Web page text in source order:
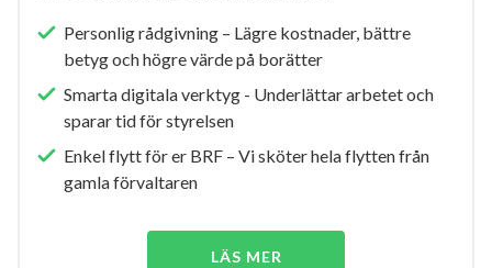
Personlig rådgivning – Lägre kostnader, bättre
betyg och högre värde på borätter
Smarta digitala verktyg - Underlättar arbetet och
sparar tid för styrelsen
Enkel flytt för er BRF – Vi sköter hela flytten från
gamla förvaltaren
LÄS MER